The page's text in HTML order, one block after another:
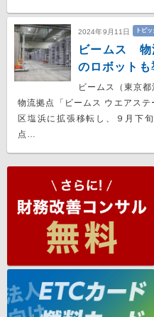
2024年9月11日 トピ
ビームス 物
のロボットも
ビームス（東京
物流拠点「ビームス ウエアス
区塩浜に拡張移転し、９月下
点…